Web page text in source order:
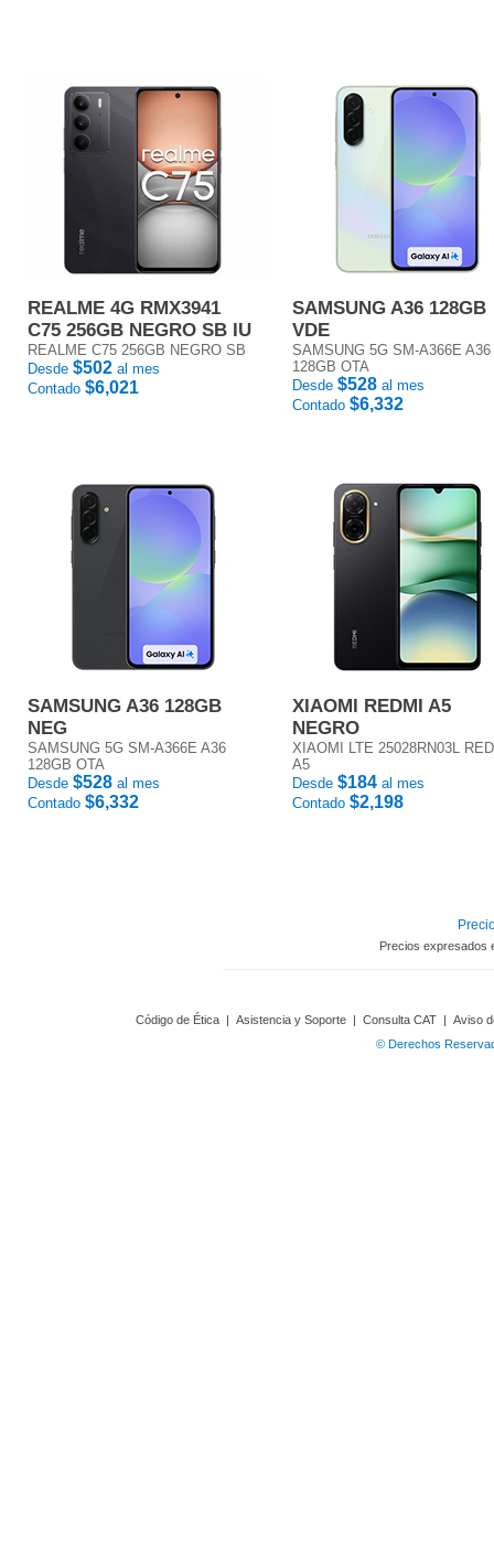
REALME 4G RMX3941
C75 256GB NEGRO SB IU
REALME C75 256GB NEGRO SB
Desde $502 al mes
Contado $6,021
SAMSUNG A36 128GB
VDE
SAMSUNG 5G SM-A366E A36
128GB OTA
Desde $528 al mes
Contado $6,332
SAMSUNG A36 128GB
NEG
SAMSUNG 5G SM-A366E A36
128GB OTA
Desde $528 al mes
Contado $6,332
XIAOMI REDMI A5
NEGRO
XIAOMI LTE 25028RN03L
A5
Desde $184 al mes
Contado $2,198
Precios expresados
Código de Ética | Asistencia y Soporte | Consulta CAT | Aviso
© Derechos